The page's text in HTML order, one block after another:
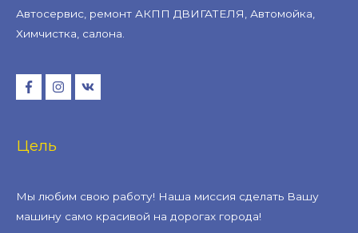
Автосервис, ремонт АКПП ДВИГАТЕЛЯ, Автомойка,
Химчистка, салона.
Цель
Мы любим свою работу! Наша миссия сделать Вашу
машину само красивой на дорогах города!